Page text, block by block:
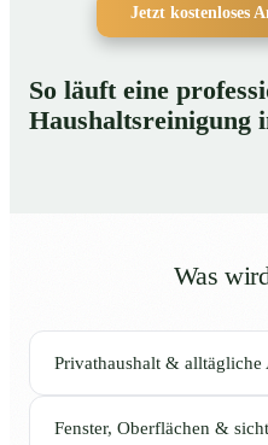
Jetzt kostenloses
So läuft eine
Haushaltsreinigung
Was
Privathaushalt & alltägliche
Fenster, Oberflächen &